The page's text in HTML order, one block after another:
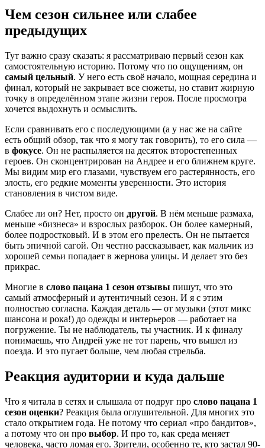
Чем сезон сильнее или слабее
предыдущих
Тут важно сразу сказать: я рассматриваю первый сезон как
самостоятельную историю. Потому что по ощущениям, он
самый цельный. У него есть своё начало, мощная середина и
финал, который не закрывает все сюжеты, но ставит жирную
точку в определённом этапе жизни героя. После просмотра
хочется выдохнуть и осмыслить.
Если сравнивать его с последующими (а у нас же на сайте
есть общий обзор, так что я могу так говорить), то его сила —
в фокусе. Он не распыляется на десяток второстепенных
героев. Он сконцентрирован на Андрее и его ближнем круге.
Мы видим мир его глазами, чувствуем его растерянность, его
злость, его редкие моменты уверенности. Это история
становления в чистом виде.
Слабее ли он? Нет, просто он другой. В нём меньше размаха,
меньше «бизнеса» и взрослых разборок. Он более камерный,
более подростковый. И в этом его прелесть. Он не пытается
быть эпичной сагой. Он честно рассказывает, как мальчик из
хорошей семьи попадает в жернова улицы. И делает это без
прикрас.
Многие в слово пацана 1 сезон отзывы пишут, что это
самый атмосферный и аутентичный сезон. И я с этим
полностью согласна. Каждая деталь — от музыки (этот микс
шансона и рока!) до одежды и интерьеров — работает на
погружение. Ты не наблюдатель, ты участник. И к финалу
понимаешь, что Андрей уже не тот парень, что вышел из
поезда. И это пугает больше, чем любая стрельба.
Реакция аудитории и куда дальше
Что я читала в сетях и слышала от подруг про слово пацана 1
сезон оценки? Реакция была оглушительной. Для многих это
стало открытием года. Не потому что сериал «про бандитов»,
а потому что он про выбор. И про то, как среда меняет
человека, часто ломая его. Зрители, особенно те, кто застал 90-